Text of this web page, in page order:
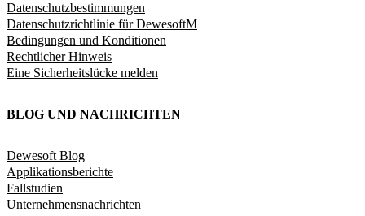
Datenschutzbestimmungen
Datenschutzrichtlinie für DewesoftM
Bedingungen und Konditionen
Rechtlicher Hinweis
Eine Sicherheitslücke melden
BLOG UND NACHRICHTEN
Dewesoft Blog
Applikationsberichte
Fallstudien
Unternehmensnachrichten